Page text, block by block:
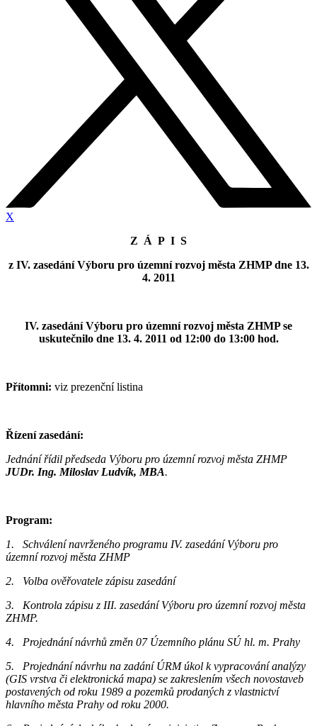
X
Z Á P I S
z IV. zasedání Výboru pro územní rozvoj města ZHMP dne 13.
4. 2011
IV. zasedání Výboru pro územní rozvoj města ZHMP se
uskutečnilo dne 13. 4. 2011 od 12:00 do 13:00 hod.
Přítomni: viz prezenční listina
Řízení zasedání:
Jednání řídil předseda Výboru pro územní rozvoj města ZHMP
JUDr. Ing. Miloslav Ludvík, MBA.
Program:
1. Schválení navrženého programu IV. zasedání Výboru pro
územní rozvoj města ZHMP
2. Volba ověřovatele zápisu zasedání
3. Kontrola zápisu z III. zasedání Výboru pro územní rozvoj města
ZHMP.
4. Projednání návrhů změn 07 Územního plánu SÚ hl. m. Prahy
5. Projednání návrhu na zadání ÚRM úkol k vypracování analýzy
(GIS vrstva či elektronická mapa) se zakreslením všech novostaveb
postavených od roku 1989 a pozemků prodaných z vlastnictví
hlavního města Prahy od roku 2000.